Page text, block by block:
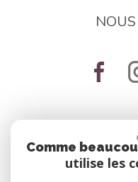
Comme
utilise les